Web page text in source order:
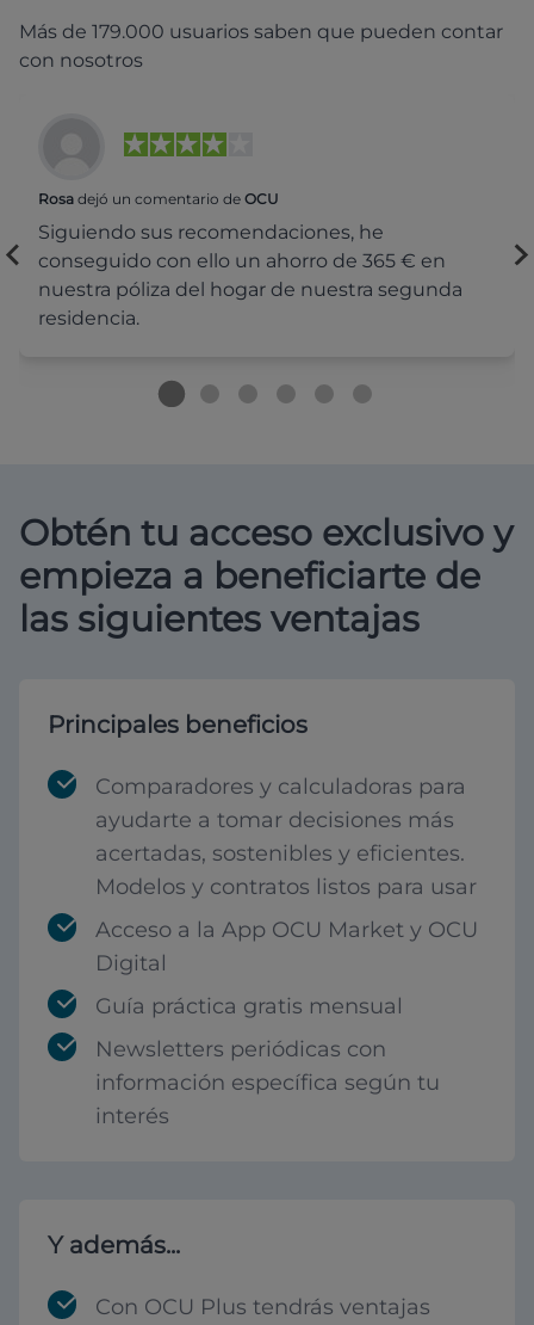
Más de 179.000 usuarios saben que pueden contar
con nosotros
Rosa dejó un comentario de OCU
Siguiendo sus recomendaciones, he
conseguido con ello un ahorro de 365 € en
nuestra póliza del hogar de nuestra segunda
residencia.
Obtén tu acceso exclusivo y
empieza a beneficiarte de
las siguientes ventajas
Principales beneficios
Comparadores y calculadoras para
ayudarte a tomar decisiones más
acertadas, sostenibles y eficientes.
Modelos y contratos listos para usar
Acceso a la App OCU Market y OCU
Digital
Guía práctica gratis mensual
Newsletters periódicas con
información específica según tu
interés
Y además...
Con OCU Plus tendrás ventajas